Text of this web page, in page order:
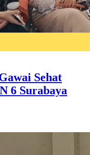
Sehat
6 Surabaya